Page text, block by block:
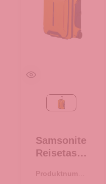
yellow
Samsonite
Reisetasch
Rollen
Produktnumme